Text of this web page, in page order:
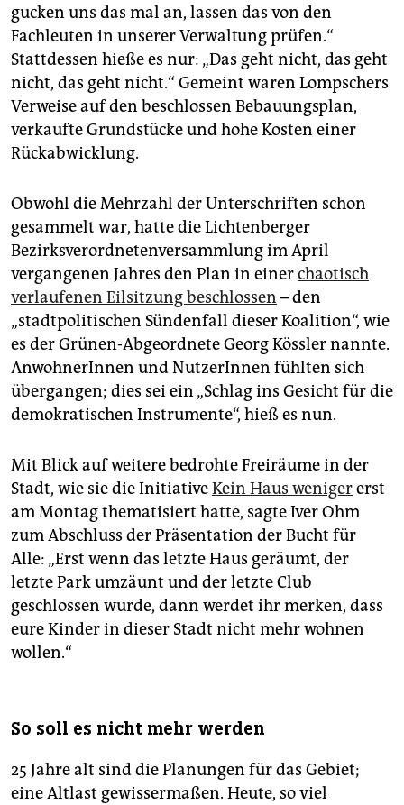
gucken uns das mal an, lassen das von den
Fachleuten in unserer Verwaltung prüfen.“
Stattdessen hieße es nur: „Das geht nicht, das geht
nicht, das geht nicht.“ Gemeint waren Lompschers
Verweise auf den beschlossen Bebauungsplan,
verkaufte Grundstücke und hohe Kosten einer
Rückabwicklung.
Obwohl die Mehrzahl der Unterschriften schon
gesammelt war, hatte die Lichtenberger
Bezirksverordnetenversammlung im April
vergangenen Jahres den Plan in einerchaotisch
verlaufenen Eilsitzung beschlossen – den
„stadtpolitischen Sündenfall dieser Koalition“, wie
es der Grünen-Abgeordnete Georg Kössler nannte.
AnwohnerInnen und NutzerInnen fühlten sich
übergangen; dies sei ein „Schlag ins Gesicht für die
demokratischen Instrumente“, hieß es nun.
Mit Blick auf weitere bedrohte Freiräume in der
Stadt, wie sie die InitiativeKein Haus wenigererst
am Montag thematisiert hatte, sagte Iver Ohm
zum Abschluss der Präsentation der Bucht für
Alle: „Erst wenn das letzte Haus geräumt, der
letzte Park umzäunt und der letzte Club
geschlossen wurde, dann werdet ihr merken, dass
eure Kinder in dieser Stadt nicht mehr wohnen
wollen.“
So soll es nicht mehr werden
25 Jahre alt sind die Planungen für das Gebiet;
eine Altlast gewissermaßen. Heute, so viel